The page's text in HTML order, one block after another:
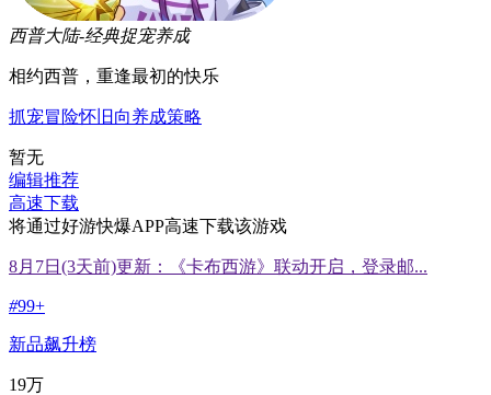
西普大陆-经典捉宠养成
相约西普，重逢最初的快乐
抓宠冒险怀旧向养成策略
暂无
编辑推荐
高速下载
将通过好游快爆APP高速下载该游戏
8月7日(3天前)更新：《卡布西游》联动开启，登录邮...
#99+
新品飙升榜
19万